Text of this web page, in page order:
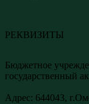
РЕКВИЗИТЫ
Бюджетное
государственный
Адреc: 644043,